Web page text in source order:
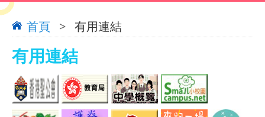
首頁 > 有用連結
有用連結